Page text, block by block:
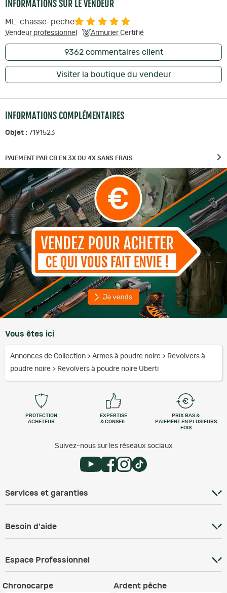
INFORMATIONS SUR LE VENDEUR
ML-chasse-peche
Vendeur professionnel Armurier Certifié
9362commentaires client
Visiter la boutique du vendeur
INFORMATIONS COMPLÉMENTAIRES
Objet : 7191523
PAIEMENT PAR CB EN 3X OU 4X SANS FRAIS
Vous êtes ici
Annonces de Collection > Armes à poudre noire > Revolvers à
poudre noire > Revolvers à poudre noire Uberti
PROTECTION
ACHETEUR
EXPERTISE
& CONSEIL
PRIX BAS &
PAIEMENT EN PLUSIEURS
FOIS
Suivez-nous sur les réseaux sociaux
Services et garanties
Besoin d'aide
Espace Professionnel
Chronocarpe Ardent pêche